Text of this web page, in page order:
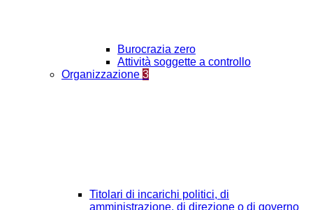
Burocrazia zero
Attività soggette a controllo
Organizzazione 3
Titolari di incarichi politici, di
amministrazione, di direzione o di governo